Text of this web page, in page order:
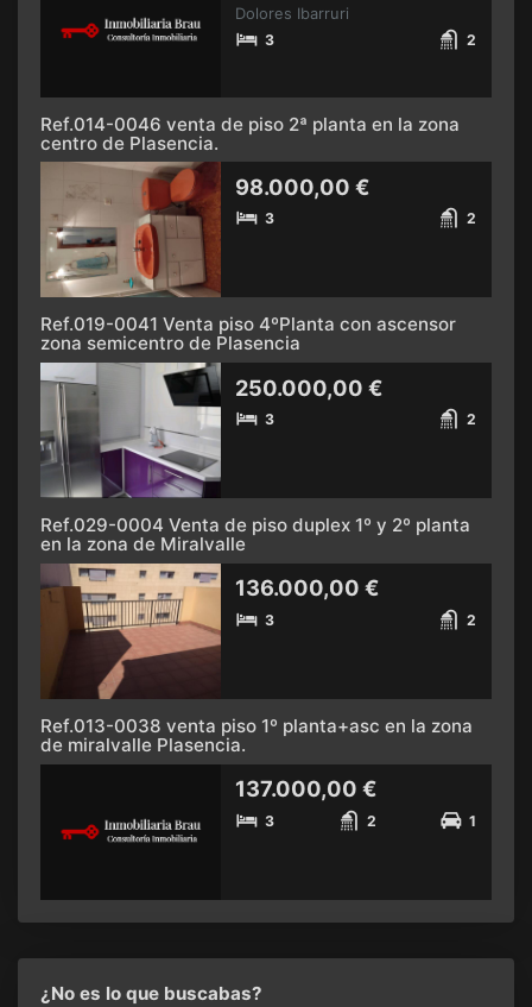
Dolores Ibarruri
3 2
Ref.014-0046 venta de piso 2ª planta en la zona
centro de Plasencia.
98.000,00 €
3 2
Ref.019-0041 Venta piso 4ºPlanta con ascensor
zona semicentro de Plasencia
250.000,00 €
3 2
Ref.029-0004 Venta de piso duplex 1º y 2º planta
en la zona de Miralvalle
136.000,00 €
3 2
Ref.013-0038 venta piso 1º planta+asc en la zona
de miralvalle Plasencia.
137.000,00 €
3 2 1
¿No es lo que buscabas?